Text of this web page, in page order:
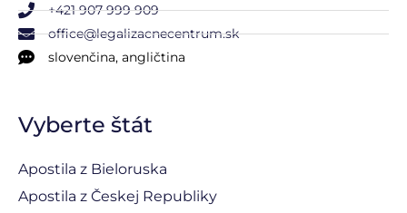
+421 907 999 909
office@legalizacnecentrum.sk
slovenčina, angličtina
Vyberte štát
Apostila z Bieloruska
Apostila z Českej Republiky